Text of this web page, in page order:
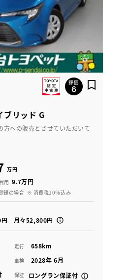
ブリッド G
方への販売とさせていただいて
万円
用 9.7万円
録の場合 ※ 消費税10％込み
円 月々52,800円
走行 658km
車検 2028年 6月
保証
ロングラン保証付